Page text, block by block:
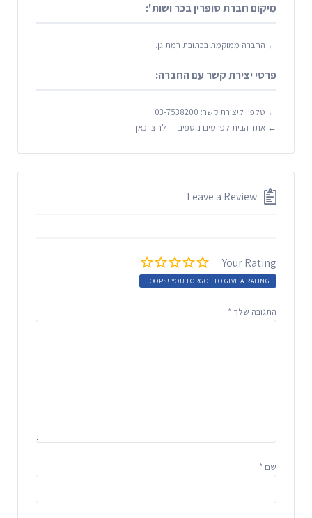
מיקום חברת סופרין בכר ושות':
← החברה ממוקמת בכתובת רמת גן.
פרטי יצירת קשר עם החברה:
← טלפון ליצירת קשר: 03-7538200
← אתר הבית לפרטים נוספים – לחצו כאן
Leave a Review
Your Rating
OOPS! YOU FORGOT TO GIVE A RATING.
התגובה שלך *
שם *